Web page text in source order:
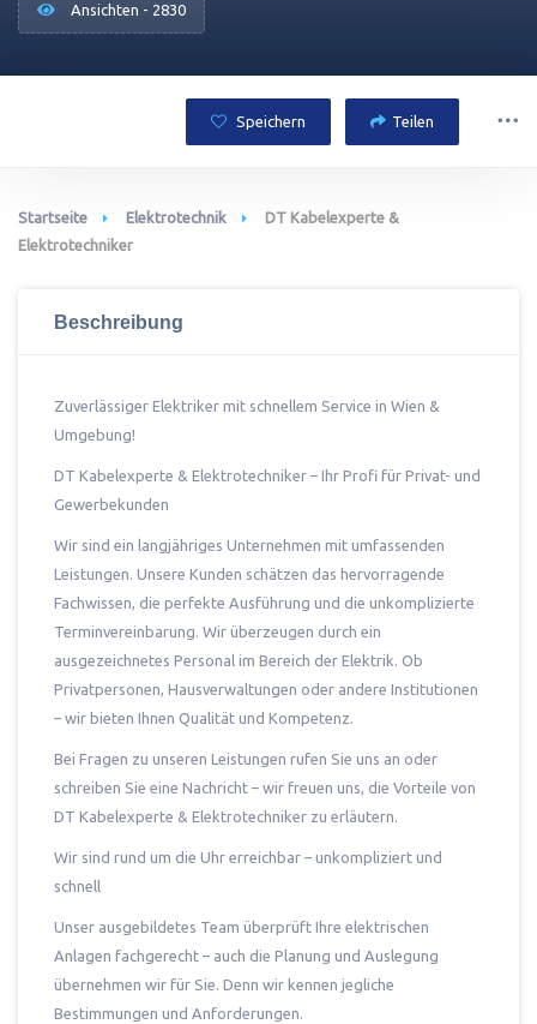
Ansichten - 2830
Speichern Teilen
Startseite Elektrotechnik
DT Kabelexperte &
Elektrotechniker
Beschreibung
Zuverlässiger Elektriker mit schnellem Service in Wien &
Umgebung!
DT Kabelexperte & Elektrotechniker – Ihr Profi für Privat- und
Gewerbekunden
Wir sind ein langjähriges Unternehmen mit umfassenden
Leistungen. Unsere Kunden schätzen das hervorragende
Fachwissen, die perfekte Ausführung und die unkomplizierte
Terminvereinbarung. Wir überzeugen durch ein
ausgezeichnetes Personal im Bereich der Elektrik. Ob
Privatpersonen, Hausverwaltungen oder andere Institutionen
– wir bieten Ihnen Qualität und Kompetenz.
Bei Fragen zu unseren Leistungen rufen Sie uns an oder
schreiben Sie eine Nachricht – wir freuen uns, die Vorteile von
DT Kabelexperte & Elektrotechniker zu erläutern.
Wir sind rund um die Uhr erreichbar – unkompliziert und
schnell
Unser ausgebildetes Team überprüft Ihre elektrischen
Anlagen fachgerecht – auch die Planung und Auslegung
übernehmen wir für Sie. Denn wir kennen jegliche
Bestimmungen und Anforderungen.